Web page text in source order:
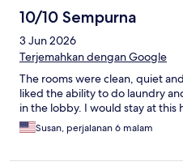
10/10 Sempurna
3 Jun 2026
Terjemahkan dengan Google
The rooms were clean, quiet
liked the ability to do laundry
in the lobby. I would stay at
Susan, perjalanan 6 malam